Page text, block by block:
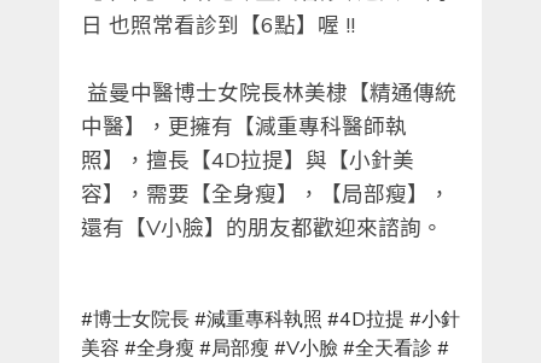
日 也照常看診到【6點】喔 !!
益曼中醫博士女院長林美棣【精通傳統
中醫】，更擁有【減重專科醫師執
照】，擅長【4D拉提】與【小針美
容】，需要【全身瘦】，【局部瘦】，
還有【V小臉】的朋友都歡迎來諮詢。
#博士女院長 #減重專科執照 #4D拉提 #小針
美容 #全身瘦 #局部瘦 #V小臉 #全天看診 #